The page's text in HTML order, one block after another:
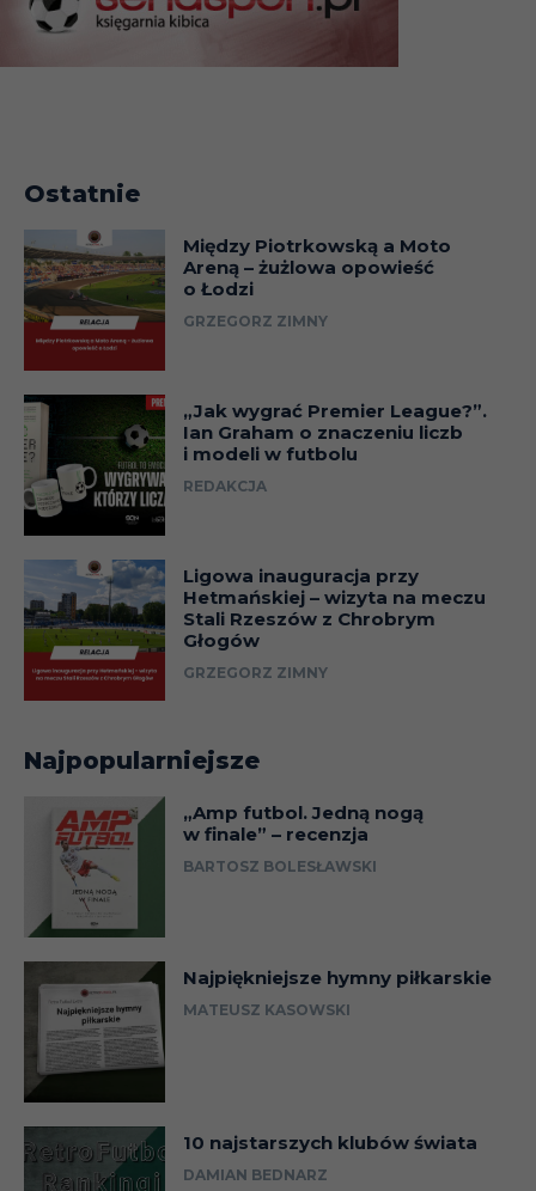
Ostatnie
Między Piotrkowską a Moto
Areną – żużlowa opowieść
o Łodzi
GRZEGORZ ZIMNY
„Jak wygrać Premier League?”.
Ian Graham o znaczeniu liczb
i modeli w futbolu
REDAKCJA
Ligowa inauguracja przy
Hetmańskiej – wizyta na meczu
Stali Rzeszów z Chrobrym
Głogów
GRZEGORZ ZIMNY
Najpopularniejsze
„Amp futbol. Jedną nogą
w finale” – recenzja
BARTOSZ BOLESŁAWSKI
Najpiękniejsze hymny piłkarskie
MATEUSZ KASOWSKI
10 najstarszych klubów świata
DAMIAN BEDNARZ